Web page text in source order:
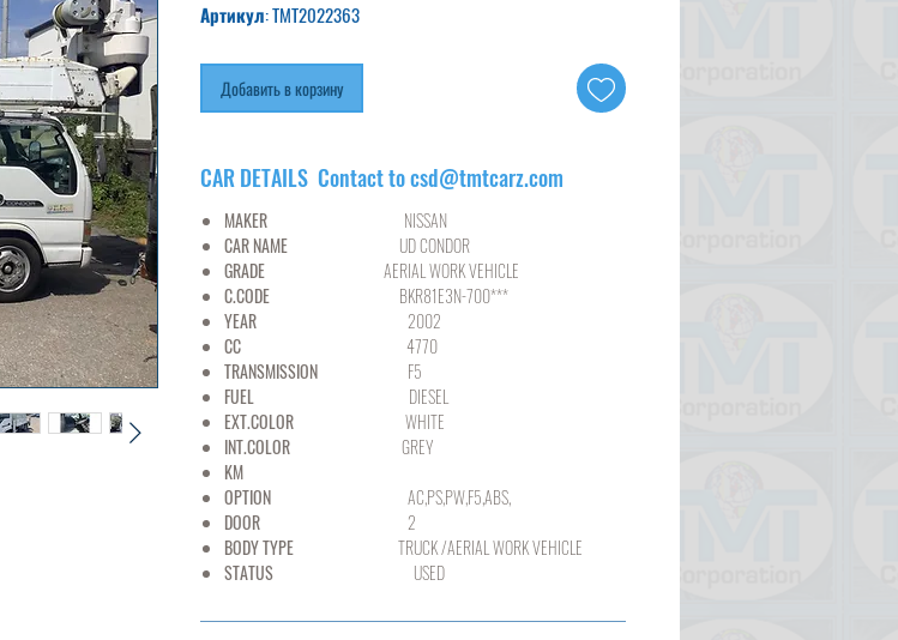
Артикул: TMT2022363
Добавить в корзину
CAR DETAILS Contact to csd@tmtcarz.com
MAKER
NISSAN
CAR NAME
UD CONDOR
GRADE AERIAL WORK VEHICLE
C.CODE
BKR81E3N-700***
YEAR
2002
CC
4770
TRANSMISSION F5
FUEL DIESEL
EXT.COLOR
WHITE
INT.COLOR
GREY
KM
OPTION
AC,PS,PW,F5,ABS,
DOOR
2
BODY TYPE
TRUCK /AERIAL WORK VEHICLE
STATUS
USED